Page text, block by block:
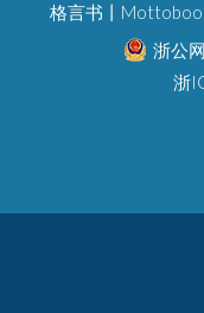
格言书丨
浙公
浙